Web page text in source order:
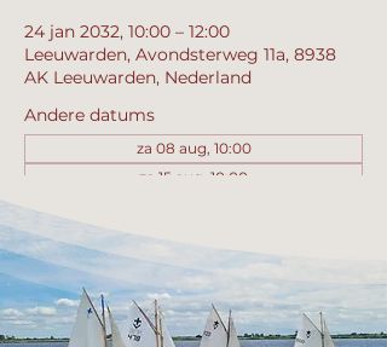
24 jan 2032, 10:00 – 12:00
Leeuwarden, Avondsterweg 11a, 8938
AK Leeuwarden, Nederland
Andere datums
za 08 aug, 10:00
za 15 aug, 10:00
Bekijk alle 358 datums
Meld mij aan!